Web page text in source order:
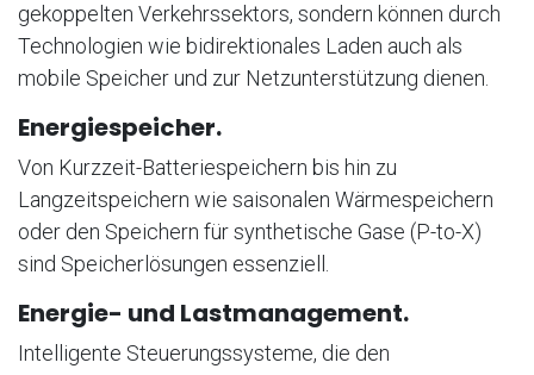
gekoppelten Verkehrssektors, sondern können durch
Technologien wie bidirektionales Laden auch als
mobile Speicher und zur Netzunterstützung dienen.
Energiespeicher.
Von Kurzzeit-Batteriespeichern bis hin zu
Langzeitspeichern wie saisonalen Wärmespeichern
oder den Speichern für synthetische Gase (P-to-X)
sind Speicherlösungen essenziell.
Energie- und Lastmanagement.
Intelligente Steuerungssysteme, die den